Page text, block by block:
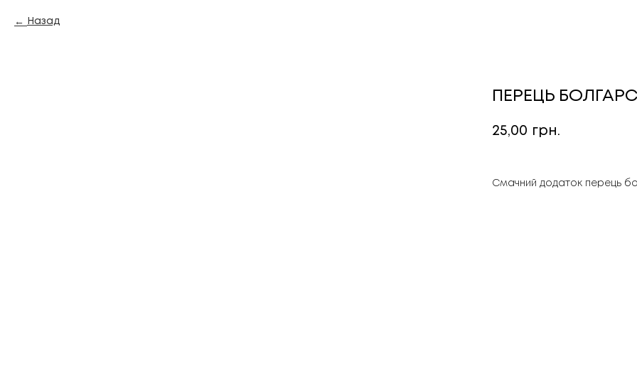
Назад
ПЕРЕЦЬ
25,00 грн.
Смачний додаток перець